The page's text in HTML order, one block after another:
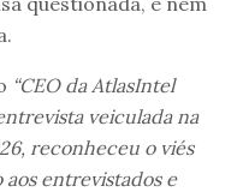
“CEO da AtlasIntel
veiculada na
reconheceu o viés
entrevistados e